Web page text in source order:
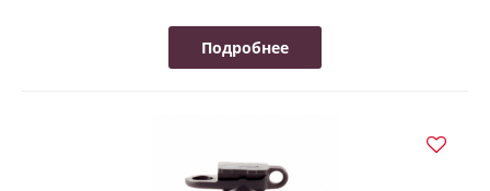
Подробнее